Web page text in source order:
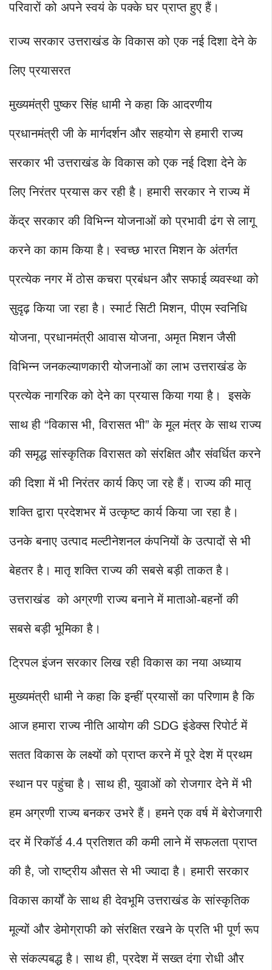
परिवारों को अपने स्वयं के पक्के घर प्राप्त हुए हैं।
राज्य सरकार उत्तराखंड के विकास को एक नई दिशा देने के
लिए प्रयासरत
मुख्यमंत्री पुष्कर सिंह धामी ने कहा कि आदरणीय
प्रधानमंत्री जी के मार्गदर्शन और सहयोग से हमारी राज्य
सरकार भी उत्तराखंड के विकास को एक नई दिशा देने के
लिए निरंतर प्रयास कर रही है। हमारी सरकार ने राज्य में
केंद्र सरकार की विभिन्न योजनाओं को प्रभावी ढंग से लागू
करने का काम किया है। स्वच्छ भारत मिशन के अंतर्गत
प्रत्येक नगर में ठोस कचरा प्रबंधन और सफाई व्यवस्था को
सुदृढ़ किया जा रहा है। स्मार्ट सिटी मिशन, पीएम स्वनिधि
योजना, प्रधानमंत्री आवास योजना, अमृत मिशन जैसी
विभिन्न जनकल्याणकारी योजनाओं का लाभ उत्तराखंड के
प्रत्येक नागरिक को देने का प्रयास किया गया है। इसके
साथ ही “विकास भी, विरासत भी” के मूल मंत्र के साथ राज्य
की समृद्ध सांस्कृतिक विरासत को संरक्षित और संवर्धित करने
की दिशा में भी निरंतर कार्य किए जा रहे हैं। राज्य की मातृ
शक्ति द्वारा प्रदेशभर में उत्कृष्ट कार्य किया जा रहा है।
उनके बनाए उत्पाद मल्टीनेशनल कंपनियों के उत्पादों से भी
बेहतर है। मातृ शक्ति राज्य की सबसे बड़ी ताकत है।
उत्तराखंड को अग्रणी राज्य बनाने में माताओ-बहनों की
सबसे बड़ी भूमिका है।
ट्रिपल इंजन सरकार लिख रही विकास का नया अध्याय
मुख्यमंत्री धामी ने कहा कि इन्हीं प्रयासों का परिणाम है कि
आज हमारा राज्य नीति आयोग की SDG इंडेक्स रिपोर्ट में
सतत विकास के लक्ष्यों को प्राप्त करने में पूरे देश में प्रथम
स्थान पर पहुंचा है। साथ ही, युवाओं को रोजगार देने में भी
हम अग्रणी राज्य बनकर उभरे हैं। हमने एक वर्ष में बेरोजगारी
दर में रिकॉर्ड 4.4 प्रतिशत की कमी लाने में सफलता प्राप्त
की है, जो राष्ट्रीय औसत से भी ज्यादा है। हमारी सरकार
विकास कार्यों के साथ ही देवभूमि उत्तराखंड के सांस्कृतिक
मूल्यों और डेमोग्राफी को संरक्षित रखने के प्रति भी पूर्ण रूप
से संकल्पबद्ध है। साथ ही, प्रदेश में सख्त दंगा रोधी और